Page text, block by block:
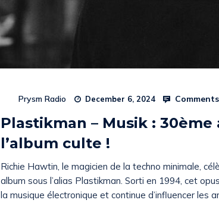
Prysm Radio December 6, 2024
Plastikman – Musik :
l’album culte !
Richie Hawtin, le magicien de la techno minimale,
album sous l’alias Plastikman. Sorti en 1994, cet
la musique électronique et continue d’influencer les